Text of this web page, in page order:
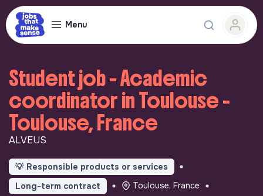
Menu
Student job - Academic
coordinator in Toulouse -
Toulouse, France
ALVEUS
💡 Responsible products or services
Long-term contract
Toulouse, France